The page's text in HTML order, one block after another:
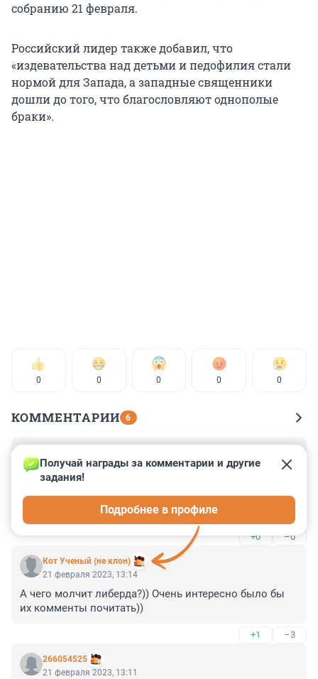
собранию 21 февраля.
Российский лидер также добавил, что
«издевательства над детьми и педофилия стали
нормой для Запада, а западные священники
дошли до того, что благословляют однополые
браки».
0 0 0 0 0
КОММЕНТАРИИ 6
21 февраля 2023, 15:54
Господь есть Дух. Как Дух Он не имеет тела, не имеет
пола и не имеет гендера. Вова, учи матчасть. Хоть с
духовником посоветуйся, прежде чем чушь городить.
+0 –0
Кот Ученый (не клон)
Получай награды за комментарии и другие
задания!
Подробнее в профиле
21 февраля 2023, 13:14
А чего молчит либерда?)) Очень интересно было бы
их комменты почитать))
+1 –3
266054525
21 февраля 2023, 13:11